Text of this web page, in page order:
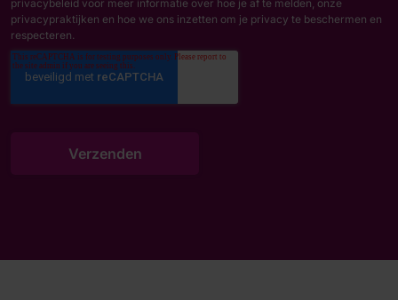
privacybeleid voor meer informatie over hoe je af te melden, onze
privacypraktijken en hoe we ons inzetten om je privacy te beschermen en
respecteren.